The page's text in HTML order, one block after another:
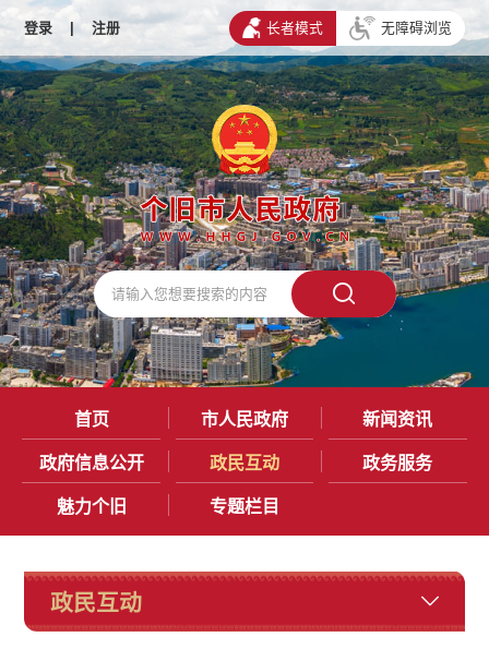
登录 | 注册 长者模式 无障碍浏览
首页 市人民政府 新闻资讯
政府信息公开 政民互动 政务服务
魅力个旧 专题栏目
政民互动